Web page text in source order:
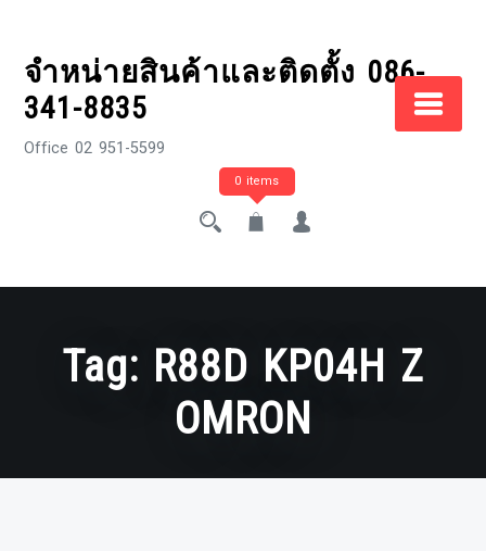
contentจำหน่ายสินค้าและติดตั้ง 086-
341-8835
Office 02 951-5599
0 items
Tag: R88D KP04H Z
OMRON